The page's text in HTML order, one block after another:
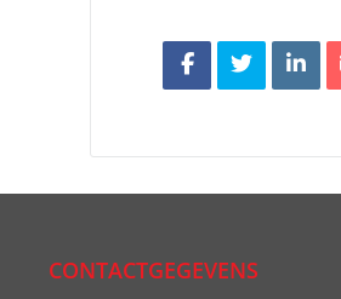
CONTACTGEGEVENS